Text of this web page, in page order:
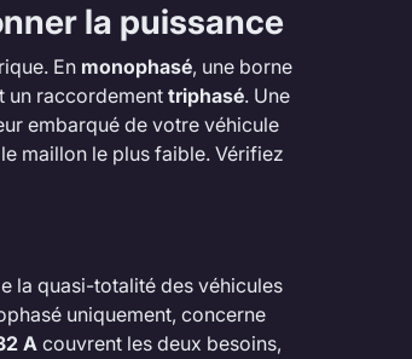
la puissance
En monophasé, une borne
un raccordement triphasé. Une
embarqué de votre véhicule
maillon le plus faible. Vérifiez
la quasi-totalité des véhicules
uniquement, concerne
Acouvrent les deux besoins,